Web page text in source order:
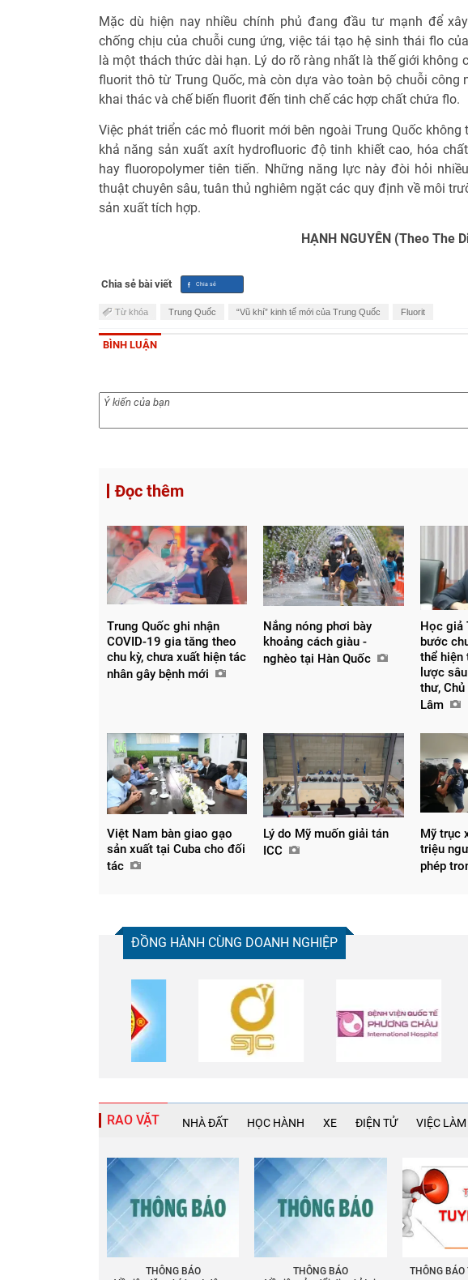
Mặc dù hiện nay nhiều chính phủ đang đầu tư mạnh để
chống chịu của chuỗi cung ứng, việc tái tạo hệ sinh thái flo
là một thách thức dài hạn. Lý do rõ ràng nhất là thế giới không
fluorit thô từ Trung Quốc, mà còn dựa vào toàn bộ chuỗi công
khai thác và chế biến fluorit đến tinh chế các hợp chất chứa flo.
Việc phát triển các mỏ fluorit mới bên ngoài Trung Quốc
khả năng sản xuất axít hydrofluoric độ tinh khiết cao, hóa
hay fluoropolymer tiên tiến. Những năng lực này đòi hỏi
thuật chuyên sâu, tuân thủ nghiêm ngặt các quy định về môi
sản xuất tích hợp.
HẠNH NGUYÊN (Theo The
Chia sẻ bài viết
Từ khóa Trung Quốc “Vũ khí” kinh tế mới của Trung Quốc Fluorit
BÌNH LUẬN
Đọc thêm
Trung Quốc ghi nhận
COVID-19 gia tăng theo
chu kỳ, chưa xuất hiện tác
nhân gây bệnh mới
Nắng nóng phơi bày
khoảng cách giàu -
nghèo tại Hàn Quốc
Học giả
bước
thể hiện
lược
thư,
Lâm
Việt Nam bàn giao gạo
sản xuất tại Cuba cho đối
tác
Lý do Mỹ muốn giải tán
ICC
Mỹ trục
triệu
phép
ĐỒNG HÀNH CÙNG DOANH NGHIỆP
RAO VẶT NHÀ ĐẤT HỌC HÀNH XE ĐIỆN TỬ VIỆC LÀM
THÔNG BÁO
THÔNG BÁO
THÔNG BÁO